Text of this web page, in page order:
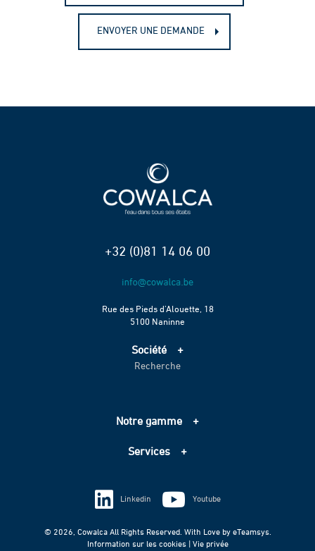
ENVOYER UNE DEMANDE
+32 (0)81 14 06 00
Rue des Pieds d’Alouette, 18
5100 Naninne
Société
Accueil
Échelle de performance CO2
Recherche
Notre gamme
Assainissement
Techniques spéciales
Services
Information sur les cookies
Vie privée
© 2026, Cowalca All Rights Reserved. With Love by eTeamsys.
Information sur les cookies | Vie privée
Linkedin Youtube